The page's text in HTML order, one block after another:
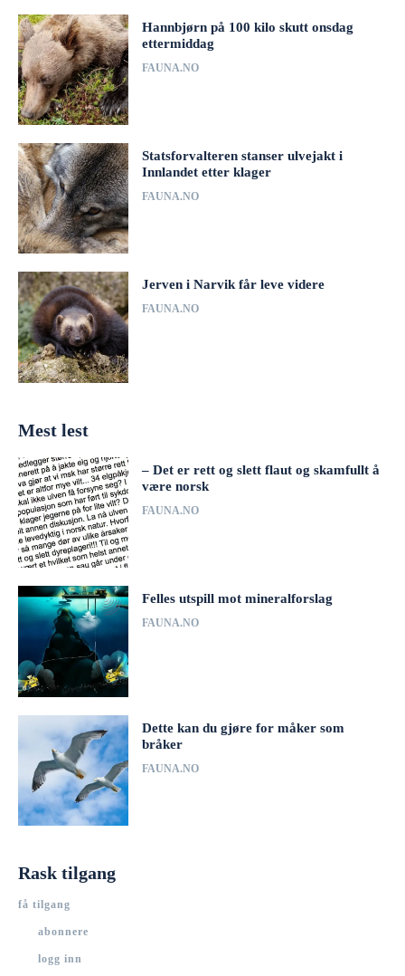
Hannbjørn på 100 kilo skutt onsdag
ettermiddag
FAUNA.NO
Statsforvalteren stanser ulvejakt i
Innlandet etter klager
FAUNA.NO
Jerven i Narvik får leve videre
FAUNA.NO
Mest lest
– Det er rett og slett flaut og skamfullt å
være norsk
FAUNA.NO
Felles utspill mot mineralforslag
FAUNA.NO
Dette kan du gjøre for måker som
bråker
FAUNA.NO
Rask tilgang
få tilgang
abonnere
logg inn